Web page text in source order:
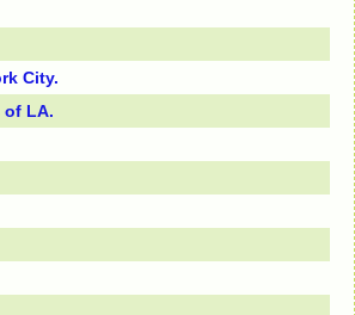
City.
of LA.